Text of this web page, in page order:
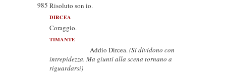
985 Risoluto son io.
DIRCEA
Coraggio.
TIMANTE
Addio Dircea.(Si dividono con
intrepidezza. Ma giunti alla scena tornano a
riguardarsi)